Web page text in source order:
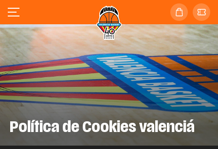
Política de Cookies valenciá